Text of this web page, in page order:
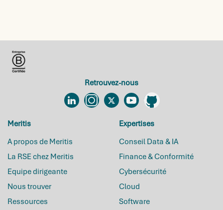
Retrouvez-nous
LinkedinInstagram
TwitterYouTubeGithub
Meritis
A propos de Meritis
La RSE chez Meritis
Equipe dirigeante
Nous trouver
Ressources
Expertises
Conseil Data & IA
Finance & Conformité
Cybersécurité
Cloud
Software